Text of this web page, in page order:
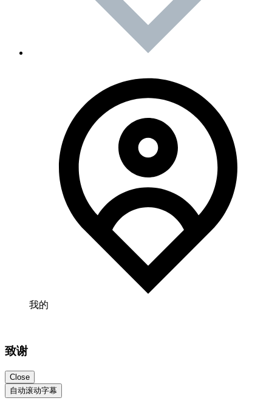
我的
致谢
Close
自动滚动字幕